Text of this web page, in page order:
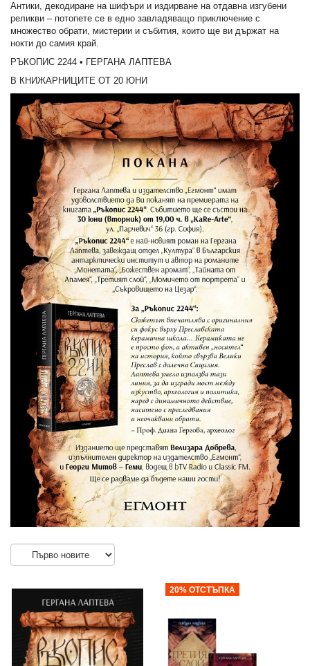
Антики, декодиране на шифъри и издирване на отдавна изгубени
реликви – потопете се в едно завладяващо приключение с
множество обрати, мистерии и събития, които ще ви държат на
нокти до самия край.
РЪКОПИС 2244 • ГЕРГАНА ЛАПТЕВА
В КНИЖАРНИЦИТЕ ОТ 20 ЮНИ
20% ОТСТЪПКА